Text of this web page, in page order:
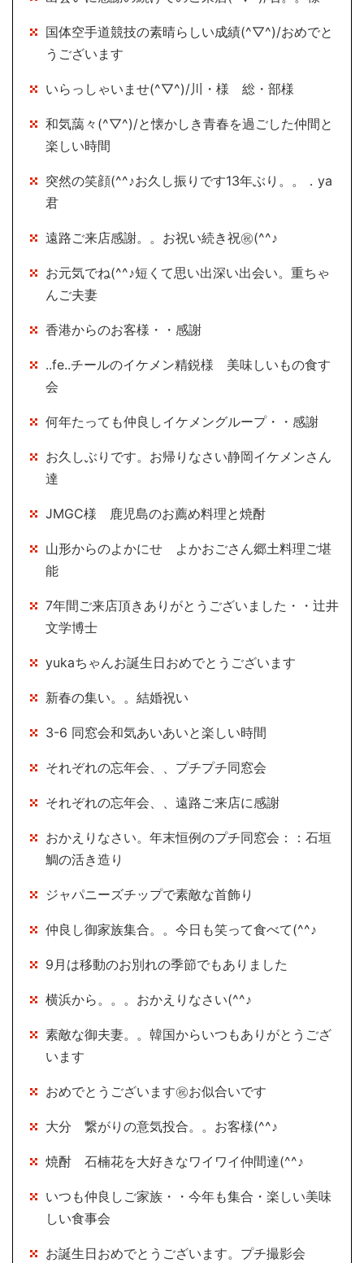
国体空手道競技の素晴らしい成績(^▽^)/おめでと
うございます
いらっしゃいませ(^▽^)/川・様 総・部様
和気藹々(^▽^)/と懐かしき青春を過ごした仲間と
楽しい時間
突然の笑顔(^^♪お久し振りです13年ぶり。。．ya
君
遠路ご来店感謝。。お祝い続き祝㊗(^^♪
お元気でね(^^♪短くて思い出深い出会い。重ちゃ
んご夫妻
香港からのお客様・・感謝
..fe..チールのイケメン精鋭様 美味しいもの食す
会
何年たっても仲良しイケメングループ・・感謝
お久しぶりです。お帰りなさい静岡イケメンさん
達
JMGC様 鹿児島のお薦め料理と焼酎
山形からのよかにせ よかおごさん郷土料理ご堪
能
7年間ご来店頂きありがとうございました・・辻井
文学博士
yukaちゃんお誕生日おめでとうございます
新春の集い。。結婚祝い
3-6 同窓会和気あいあいと楽しい時間
それぞれの忘年会、、プチプチ同窓会
それぞれの忘年会、、遠路ご来店に感謝
おかえりなさい。年末恒例のプチ同窓会：：石垣
鯛の活き造り
ジャパニーズチップで素敵な首飾り
仲良し御家族集合。。今日も笑って食べて(^^♪
9月は移動のお別れの季節でもありました
横浜から。。。おかえりなさい(^^♪
素敵な御夫妻。。韓国からいつもありがとうござ
います
おめでとうございます㊗お似合いです
大分 繋がりの意気投合。。お客様(^^♪
焼酎 石楠花を大好きなワイワイ仲間達(^^♪
いつも仲良しご家族・・今年も集合・楽しい美味
しい食事会
お誕生日おめでとうございます。プチ撮影会